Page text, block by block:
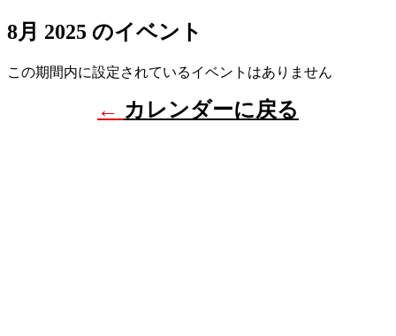
8月 2025 のイベント
この期間内に設定されているイベントはありません
← カレンダーに戻る